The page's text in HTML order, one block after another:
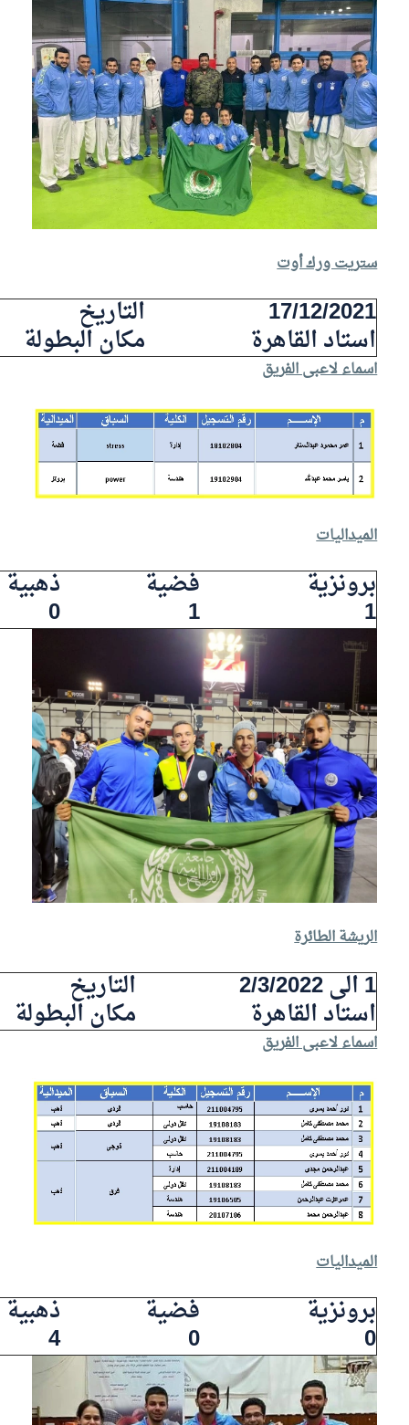
ستريت ورك أوت
17/12/2021 التاريخ
استاد القاهرة مكان البطولة
اسماء لاعبى الفريق
الميداليات
برونزية فضية ذهبية
1
1
0
الريشة الطائرة
1 الى 2/3/2022 التاريخ
استاد القاهرة مكان البطولة
اسماء لاعبى الفريق
الميداليات
برونزية فضية ذهبية
0
0
4